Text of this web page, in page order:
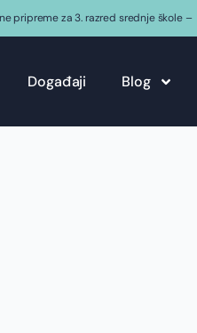
pripreme za 3. razred srednje škole –
Događaji Blog